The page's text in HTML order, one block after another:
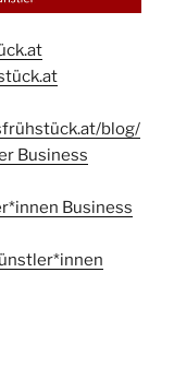
blog/
Business
Business